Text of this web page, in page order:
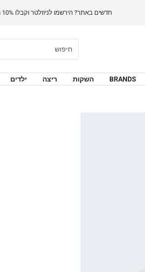
ילדים ריצה השקות BRANDS